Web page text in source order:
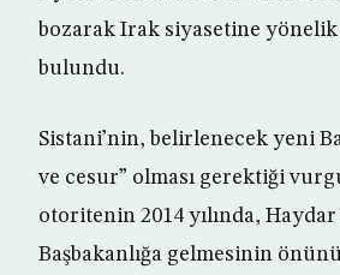
bozarak Irak siyasetine yönelik
bulundu.
Sistani’nin, belirlenecek yeni
ve cesur” olması gerektiği
otoritenin 2014 yılında,
Başbakanlığa gelmesinin